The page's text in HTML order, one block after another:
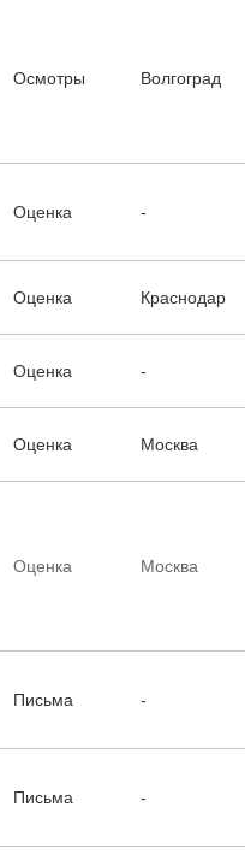
Осмотры Волгоград
Оценка -
Оценка Краснодар
Оценка -
Оценка Москва
Оценка Москва
Письма -
Письма -